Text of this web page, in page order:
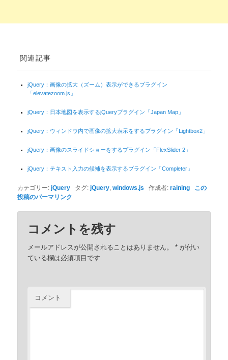
関連記事
jQuery：画像の拡大（ズーム）表示ができるプラグイン
「elevatezoom.js」
jQuery：日本地図を表示するjQueryプラグイン「Japan Map」
jQuery：ウィンドウ内で画像の拡大表示をするプラグイン「Lightbox2」
jQuery：画像のスライドショーをするプラグイン「FlexSlider 2」
jQuery：テキスト入力の候補を表示するプラグイン「Completer」
カテゴリー:jQuery タグ:jQuery ,windows.js 作成者:raining
この
投稿のパーマリンク
コメントを残す
メールアドレスが公開されることはありません。 *が付い
ている欄は必須項目です
コメント